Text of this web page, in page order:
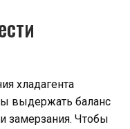
хладагента
выдержать баланс
замерзания. Чтобы